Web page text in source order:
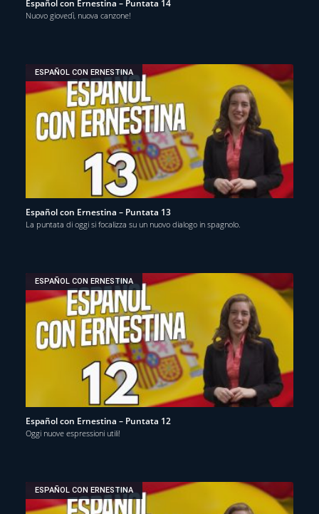
Español con Ernestina – Puntata 14
Nuovo giovedì, nuova canzone!
ESPAÑOL CON ERNESTINA
Español con Ernestina – Puntata 13
La puntata di oggi si focalizza su un nuovo dialogo in spagnolo.
ESPAÑOL CON ERNESTINA
Español con Ernestina – Puntata 12
Oggi nuove espressioni utili!
ESPAÑOL CON ERNESTINA